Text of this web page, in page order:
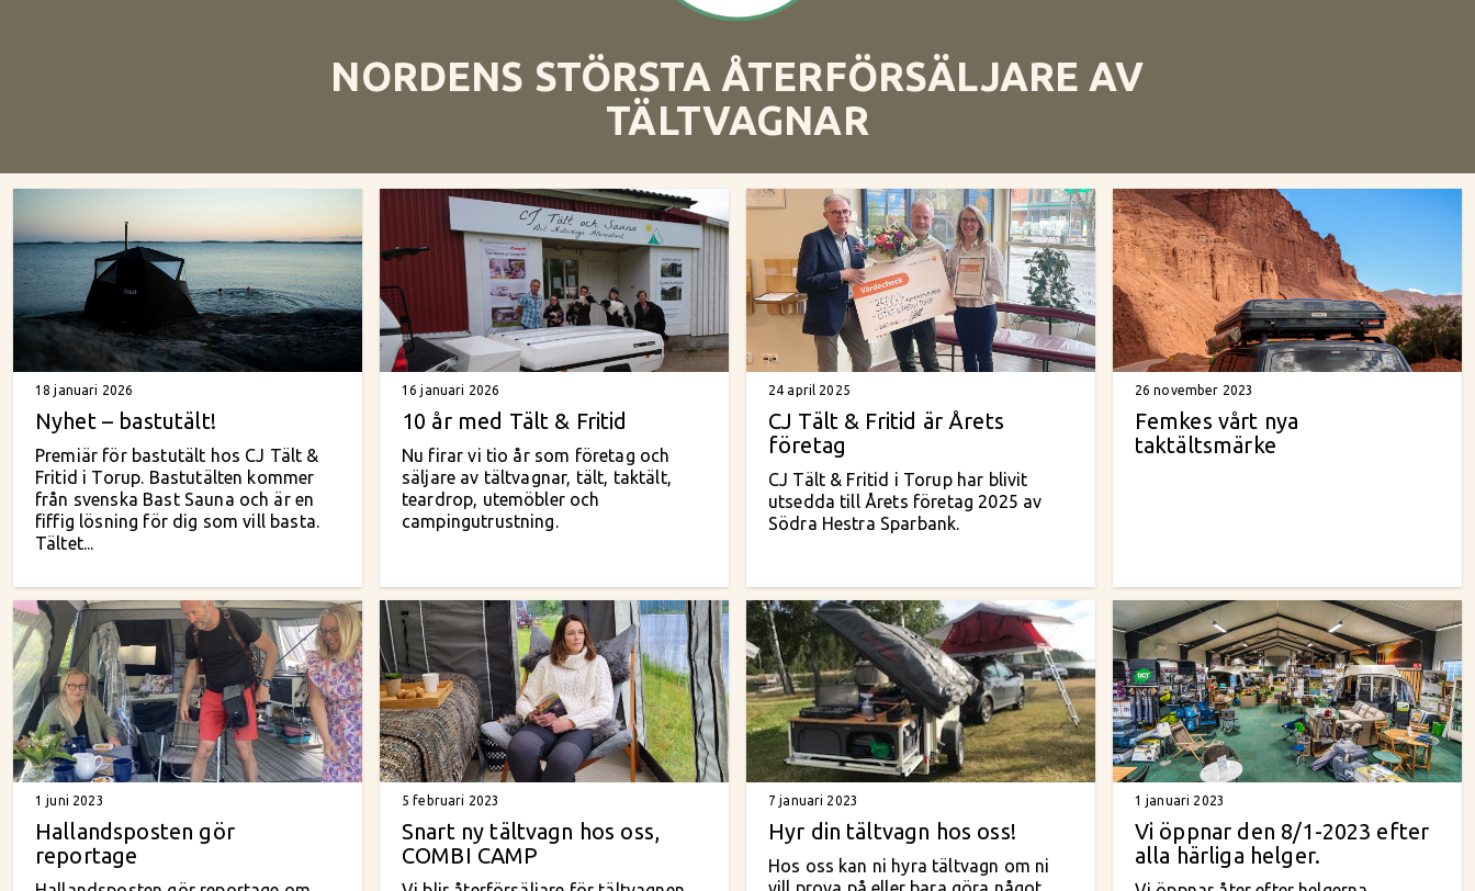
NORDENS STÖRSTA ÅTERFÖRSÄLJARE AV
TÄLTVAGNAR
18 januari 2026
Nyhet – bastutält!
Premiär för bastutält hos CJ Tält &
Fritid i Torup. Bastutälten kommer
från svenska Bast Sauna och är en
fiffig lösning för dig som vill basta.
Tältet...
16 januari 2026
10 år med Tält & Fritid
Nu firar vi tio år som företag och
säljare av tältvagnar, tält, taktält,
teardrop, utemöbler och
campingutrustning.
24 april 2025
CJ Tält & Fritid är Årets
företag
CJ Tält & Fritid i Torup har blivit
utsedda till Årets företag 2025 av
Södra Hestra Sparbank.
26 november 2023
Femkes vårt nya
taktältsmärke
1 juni 2023
Hallandsposten gör
reportage
5 februari 2023
Snart ny tältvagn hos oss,
COMBI CAMP
7 januari 2023
Hyr din tältvagn hos oss!
Hos oss kan ni hyra tältvagn om ni
1 januari 2023
Vi öppnar den 8/1-2023 efter
alla härliga helger.